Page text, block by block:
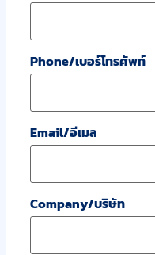
Phone/เบอร์โทรศัพท์
Email/อีเมล
Company/บริษัท